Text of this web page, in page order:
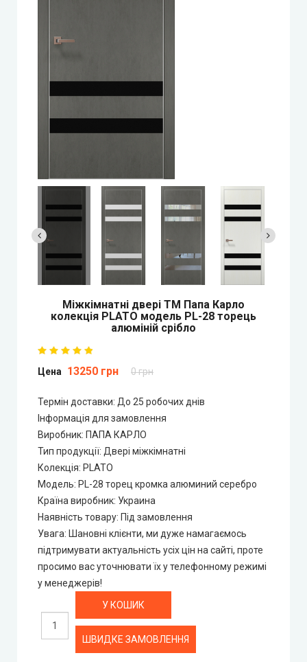
StilDoors (СтілДорс)
MSDoors (МСДорс)
KFD (КФД)
LUXDOORS (ЛюксДорс)
Rezult
CITY (Сіті фарбовані двері)
Free Style doors (Фрі Стайл під фарбування)
Контур
Danapris Doors (Данапріс Дорс)
DRUID (Друід)
Europe Doors
Міжкімнатні двері ТМ Папа Карло
колекція PLATO модель PL-28 торець
алюміній срібло
Цена 13250 грн 0 грн
Термін доставки: До 25 робочих днів
Інформація для замовлення
Виробник: ПАПА КАРЛО
Тип продукції: Двері міжкімнатні
Колекція: PLATO
Модель: PL-28 торец кромка алюминий серебро
Країна виробник: Украина
Наявність товару: Під замовлення
Увага: Шановні клієнти, ми дуже намагаємось
підтримувати актуальність усіх цін на сайті, проте
просимо вас уточнювати їх у телефонному режимі
у менеджерів!
ШВИДКЕ ЗАМОВЛЕННЯ